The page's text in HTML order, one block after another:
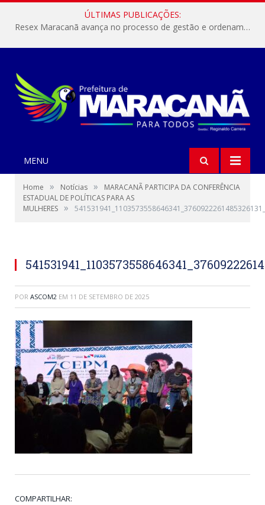
ÚLTIMAS PUBLICAÇÕES:
Resex Maracanã avança no processo de gestão e ordenamento do turismo em nossas áreas protegidas.
MENU
Home » Notícias »
MARACANÃ PARTICIPA DA CONFERÊNCIA
ESTADUAL DE POLÍTICAS PARA AS
MULHERES »
POR ASCOM2 EM 11 DE SETEMBRO DE 2025
COMPARTILHAR: